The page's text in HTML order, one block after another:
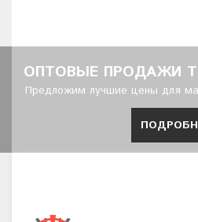
ОПТОВЫЕ ПРОДАЖИ
Предложим лучшие цены для